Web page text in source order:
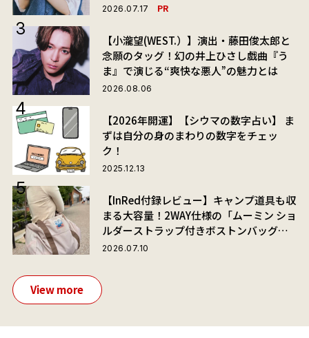
2026.07.17 PR
【小瀧望(WEST.）】演出・藤田俊太郎と
念願のタッグ！幻の井上ひさし戯曲『う
ま』で演じる“爽快な悪人”の魅力とは
2026.08.06
【2026年開運】【シウマの数字占い】 ま
ずは自分の身のまわりの数字をチェッ
ク！
2025.12.13
【InRed付録レビュー】キャンプ道具も収
まる大容量！2WAY仕様の「ムーミン ショ
ルダーストラップ付きボストンバッグ」
が夏旅におすすめな理由
2026.07.10
View more